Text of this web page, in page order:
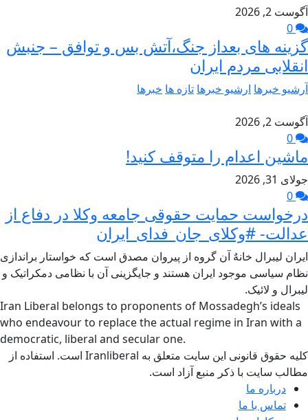
آگوست 2, 2026
گزینه های بعداز جنگ،آتش بس و توافق – جنبش
انقلابی مردم ایران
آرشیو خبرها ارشیو خبرها تازه ها خبرها
آگوست 2, 2026
ماشین اعدام را متوقف کنید!
جولای 31, 2026
درخواست حمایت حقوقی جامعه وکلا در دفاع از
عدالت- #وکلای_جان_فدای_ایران
ایران لیبرال خانهٌ آن گروه از پیروان مصدق است که خواستار براندازی
نظام سیاسی موجود ایران هستند و جایگزینی آن با نظامی دمکراتیک و
لیبرال و لائیک.
Iran Liberal belongs to proponents of Mossadegh’s ideals
who endeavour to replace the actual regime in Iran with a
democratic, liberal and secular one.
کلیه حقوق قانونی این سایت متعلق به Iranliberal است. استفاده از
مطالب سایت با ذکر منبع آزاد است.
درباره ما
تماس با ما